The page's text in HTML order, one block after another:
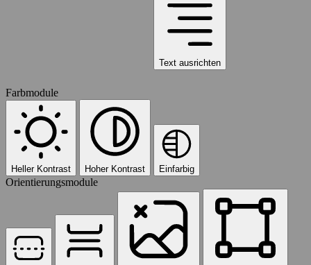
Text ausrichten
Farbmodule
Heller Kontrast Hoher Kontrast Einfarbig
Orientierungsmodule